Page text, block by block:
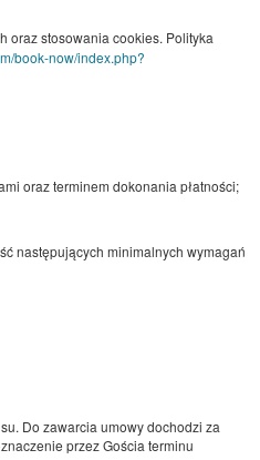
oraz stosowania cookies. Polityka
book-now/index.php?
oraz terminem dokonania płatności;
następujących minimalnych wymagań
Do zawarcia umowy dochodzi za
przez Gościa terminu
656,45 zł 648,63 zł
Dostępność